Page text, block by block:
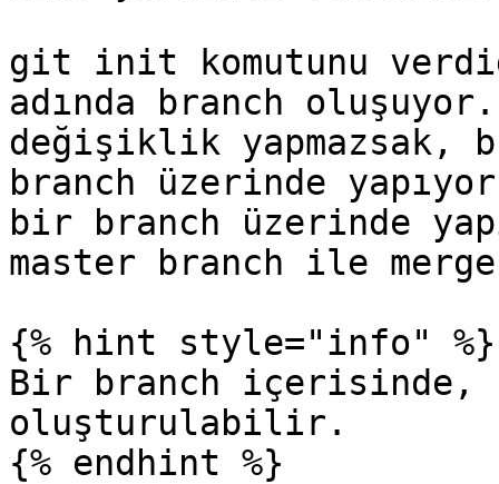
git init komutunu
adında branch
değişiklik yapmazsak,
branch üzerinde
bir branch üzerinde
master branch ile
{% hint style="info" %}
Bir branch
oluşturulabilir.
{% endhint %}